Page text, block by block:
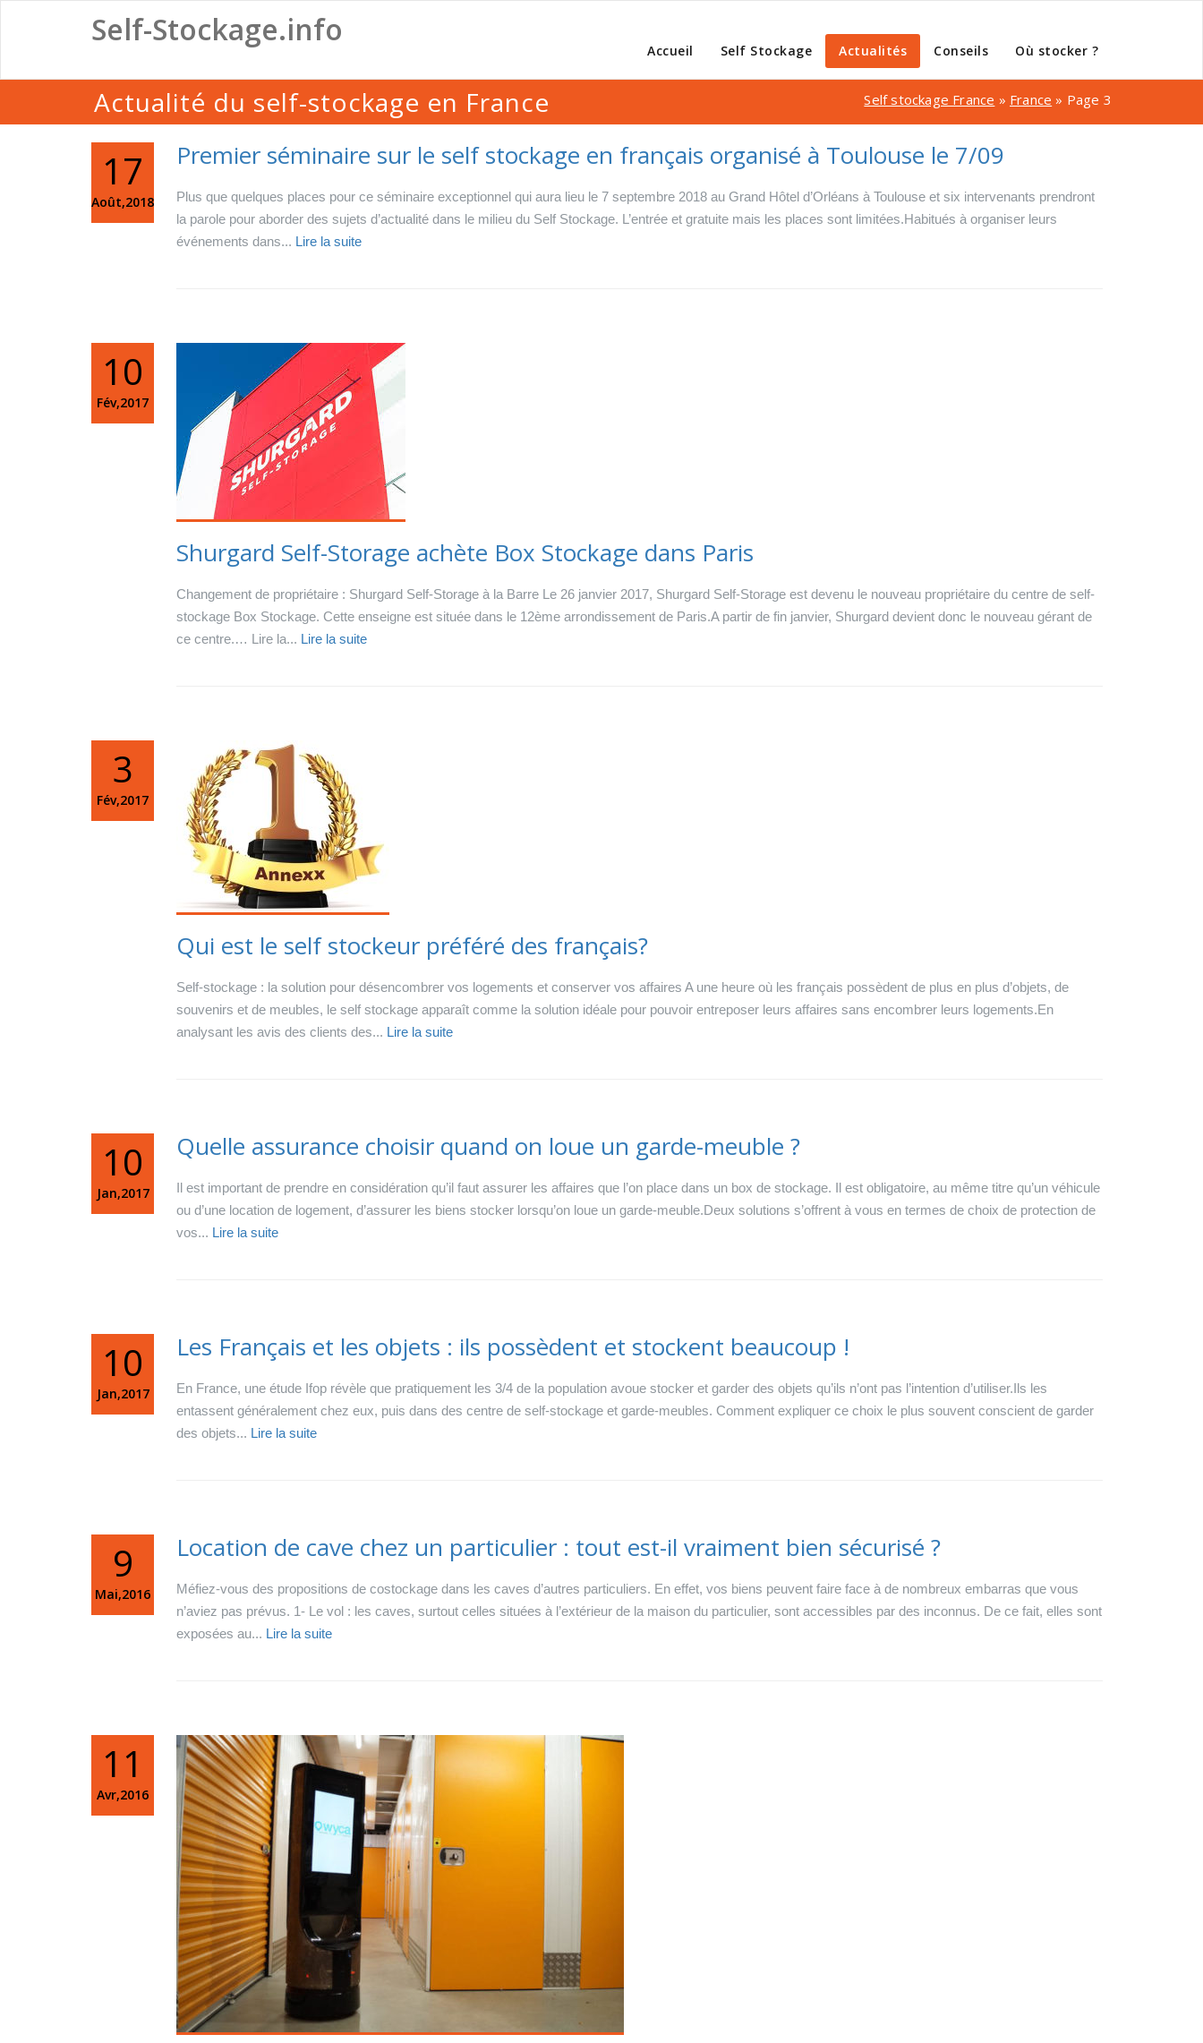
Self-Stockage.info
Accueil Self Stockage Actualités Conseils Où stocker ?
Actualité du self-stockage en France Self stockage France » France » Page 3
17
Août,2018
Premier séminaire sur le self stockage en français organisé à Toulouse le 7/09
Plus que quelques places pour ce séminaire exceptionnel qui aura lieu le 7 septembre 2018 au Grand Hôtel d’Orléans à Toulouse et six intervenants prendront
la parole pour aborder des sujets d’actualité dans le milieu du Self Stockage. L’entrée et gratuite mais les places sont limitées.Habitués à organiser leurs
événements dans... Lire la suite
10
Fév,2017
Shurgard Self-Storage achète Box Stockage dans Paris
Changement de propriétaire : Shurgard Self-Storage à la Barre Le 26 janvier 2017, Shurgard Self-Storage est devenu le nouveau propriétaire du centre de self-
stockage Box Stockage. Cette enseigne est située dans le 12ème arrondissement de Paris.A partir de fin janvier, Shurgard devient donc le nouveau gérant de
ce centre.… Lire la... Lire la suite
3
Fév,2017
Qui est le self stockeur préféré des français?
Self-stockage : la solution pour désencombrer vos logements et conserver vos affaires A une heure où les français possèdent de plus en plus d’objets, de
souvenirs et de meubles, le self stockage apparaît comme la solution idéale pour pouvoir entreposer leurs affaires sans encombrer leurs logements.En
analysant les avis des clients des... Lire la suite
10
Jan,2017
Quelle assurance choisir quand on loue un garde-meuble ?
Il est important de prendre en considération qu’il faut assurer les affaires que l’on place dans un box de stockage. Il est obligatoire, au même titre qu’un véhicule
ou d’une location de logement, d’assurer les biens stocker lorsqu’on loue un garde-meuble.Deux solutions s’offrent à vous en termes de choix de protection de
vos... Lire la suite
10
Jan,2017
Les Français et les objets : ils possèdent et stockent beaucoup !
En France, une étude Ifop révèle que pratiquement les 3/4 de la population avoue stocker et garder des objets qu’ils n’ont pas l’intention d’utiliser.Ils les
entassent généralement chez eux, puis dans des centre de self-stockage et garde-meubles. Comment expliquer ce choix le plus souvent conscient de garder
des objets... Lire la suite
9
Mai,2016
Location de cave chez un particulier : tout est-il vraiment bien sécurisé ?
Méfiez-vous des propositions de costockage dans les caves d’autres particuliers. En effet, vos biens peuvent faire face à de nombreux embarras que vous
n’aviez pas prévus. 1- Le vol : les caves, surtout celles situées à l’extérieur de la maison du particulier, sont accessibles par des inconnus. De ce fait, elles sont
exposées au... Lire la suite
11
Avr,2016